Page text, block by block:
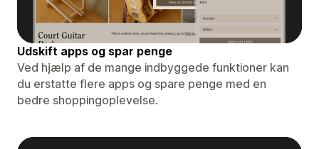
Udskift apps og spar penge
Ved hjælp af de mange indbyggede funktioner kan
du erstatte flere apps og spare penge med en
bedre shoppingoplevelse.